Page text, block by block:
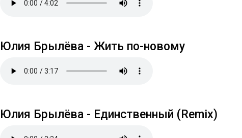
Юлия Брылёва - Жить по-новому
Юлия Брылёва - Единственный (Remix)